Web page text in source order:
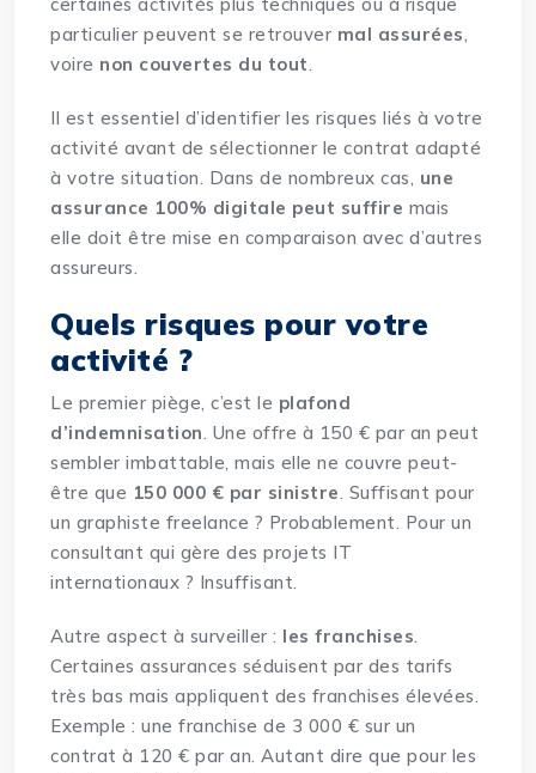
certaines activités plus techniques ou à risque
particulier peuvent se retrouver mal assurées,
voire non couvertes du tout.
Il est essentiel d’identifier les risques liés à votre
activité avant de sélectionner le contrat adapté
à votre situation. Dans de nombreux cas, une
assurance 100% digitale peut suffire mais
elle doit être mise en comparaison avec d’autres
assureurs.
Quels risques pour votre
activité ?
Le premier piège, c’est le plafond
d’indemnisation. Une offre à 150 € par an peut
sembler imbattable, mais elle ne couvre peut-
être que 150 000 € par sinistre. Suffisant pour
un graphiste freelance ? Probablement. Pour un
consultant qui gère des projets IT
internationaux ? Insuffisant.
Autre aspect à surveiller : les franchises.
Certaines assurances séduisent par des tarifs
très bas mais appliquent des franchises élevées.
Exemple : une franchise de 3 000 € sur un
contrat à 120 € par an. Autant dire que pour les